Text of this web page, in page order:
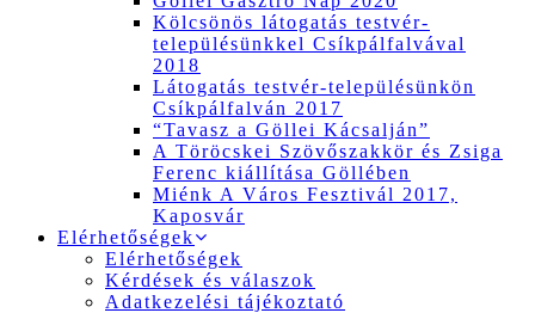
Kölcsönös látogatás testvér-
településünkkel Csíkpálfalvával
2018
Látogatás testvér-településünkön
Csíkpálfalván 2017
“Tavasz a Göllei Kácsalján”
A Töröcskei Szövőszakkör és Zsiga
Ferenc kiállítása Göllében
Miénk A Város Fesztivál 2017,
Kaposvár
Elérhetőségek
Elérhetőségek
Kérdések és válaszok
Adatkezelési tájékoztató